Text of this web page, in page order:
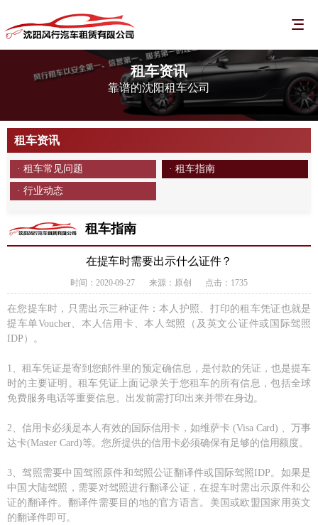
租车资讯
靠谱的沈阳租车公司
租车资讯
· 租车常见问题 · 租车指南
· 行业动态
租车指南
在提车时需要出示什么证件？
时间：2020-09-27 来源：原创 点击：1735
在您提车时，只需出示三种证件：本人护照、打印的租车凭证也就是
提车单Voucher、本人信用卡、本人驾照（及英文公证件或国际驾照
IDP）。
1、租车凭证是寄到您邮件里的预定确信息，是付款的凭证，也是提车
时的主要证明。租车凭证上面记录关于您租车的所有信息，包括全球
免费服务电话等重要信息。出发前需打印出来并带在身边。
2、信用卡必须是本人有效的国际信用卡，如维萨卡 (Visa Card) 、万事
达卡(Master Card)等。您所提供的信用卡必须确保有足够的信用额度。
3、驾照需要中国驾照原件和驾照公证翻译件或国际驾照IDP。如果是
中国大陆驾照，需要对驾照进行翻译公证，在提车时需出示原件和公
证的翻译件。翻译件需要目的地的官方语言。美国或欧盟国家用英文
的翻译件即可。